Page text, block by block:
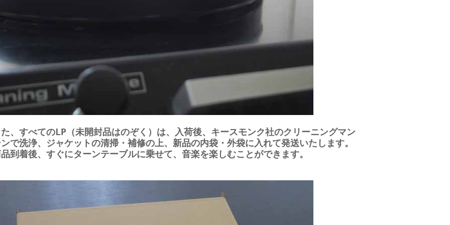
、すべてのLP（未開封品はのぞく）は、入荷後、キースモンク社のクリーニングマン
で洗浄、ジャケットの清掃・補修の上、新品の内袋・外袋に入れて発送いたします。
到着後、すぐにターンテーブルに乗せて、音楽を楽しむことができます。